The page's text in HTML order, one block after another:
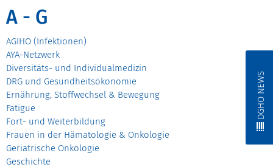
DGHO NEWS
A - G
AGIHO (Infektionen)
AYA-Netzwerk
Diversitäts- und Individualmedizin
DRG und Gesundheitsökonomie
Ernährung, Stoffwechsel & Bewegung
Fatigue
Fort- und Weiterbildung
Frauen in der Hämatologie & Onkologie
Geriatrische Onkologie
Geschichte